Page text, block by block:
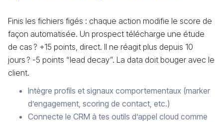
Finis les fichiers figés : chaque action modifie le score de
façon automatisée. Un prospect télécharge une étude
de cas ? +15 points, direct. Il ne réagit plus depuis 10
jours ? -5 points “lead decay”. La data doit bouger avec le
client.
Intègre profils et signaux comportementaux (marker
d’engagement, scoring de contact, etc.)
Connecte le CRM à tes outils d’appel cloud comme